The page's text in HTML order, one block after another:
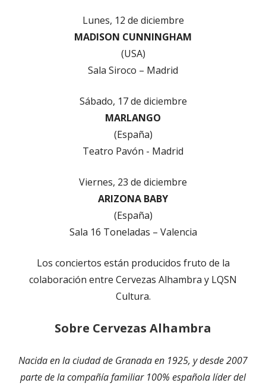
Lunes, 12 de diciembre
MADISON CUNNINGHAM
(USA)
Sala Siroco – Madrid
Sábado, 17 de diciembre
MARLANGO
(España)
Teatro Pavón - Madrid
Viernes, 23 de diciembre
ARIZONA BABY
(España)
Sala 16 Toneladas – Valencia
Los conciertos están producidos fruto de la
colaboración entre Cervezas Alhambra y LQSN
Cultura.
Sobre Cervezas Alhambra
Nacida en la ciudad de Granada en 1925, y desde 2007
parte de la compañía familiar 100% española líder del